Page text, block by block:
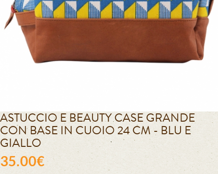
ASTUCCIO E BEAUTY CASE GRANDE
CON BASE IN CUOIO 24 CM - BLU E
GIALLO
35.00€